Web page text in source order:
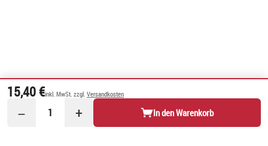
15,40 €inkl. MwSt. zzgl. Versandkosten
− 1 + In den Warenkorb